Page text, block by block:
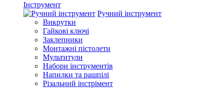
Інструмент
Ручний інструмент
Викрутки
Гайкові ключі
Заклепники
Монтажні пістолети
Мультитули
Набори інструментів
Напилки та рашпілі
Різальний інстрімент